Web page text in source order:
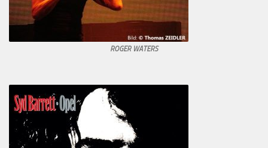
ROGER WATERS